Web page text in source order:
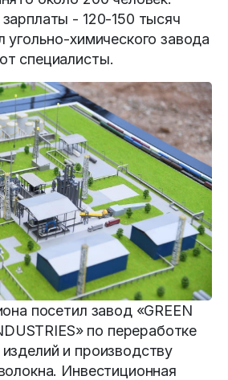
- 120-150 тысяч
угольно-химического завода
специалисты.
посетил завод «GREEN
по переработке
и производству
Инвестиционная